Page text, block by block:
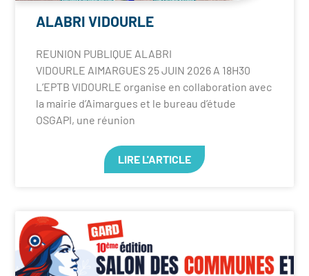
ALABRI VIDOURLE
REUNION PUBLIQUE ALABRI
VIDOURLE AIMARGUES 25 JUIN 2026 A 18H30
L’EPTB VIDOURLE organise en collaboration avec
la mairie d’Aimargues et le bureau d’étude
OSGAPI, une réunion
LIRE L'ARTICLE